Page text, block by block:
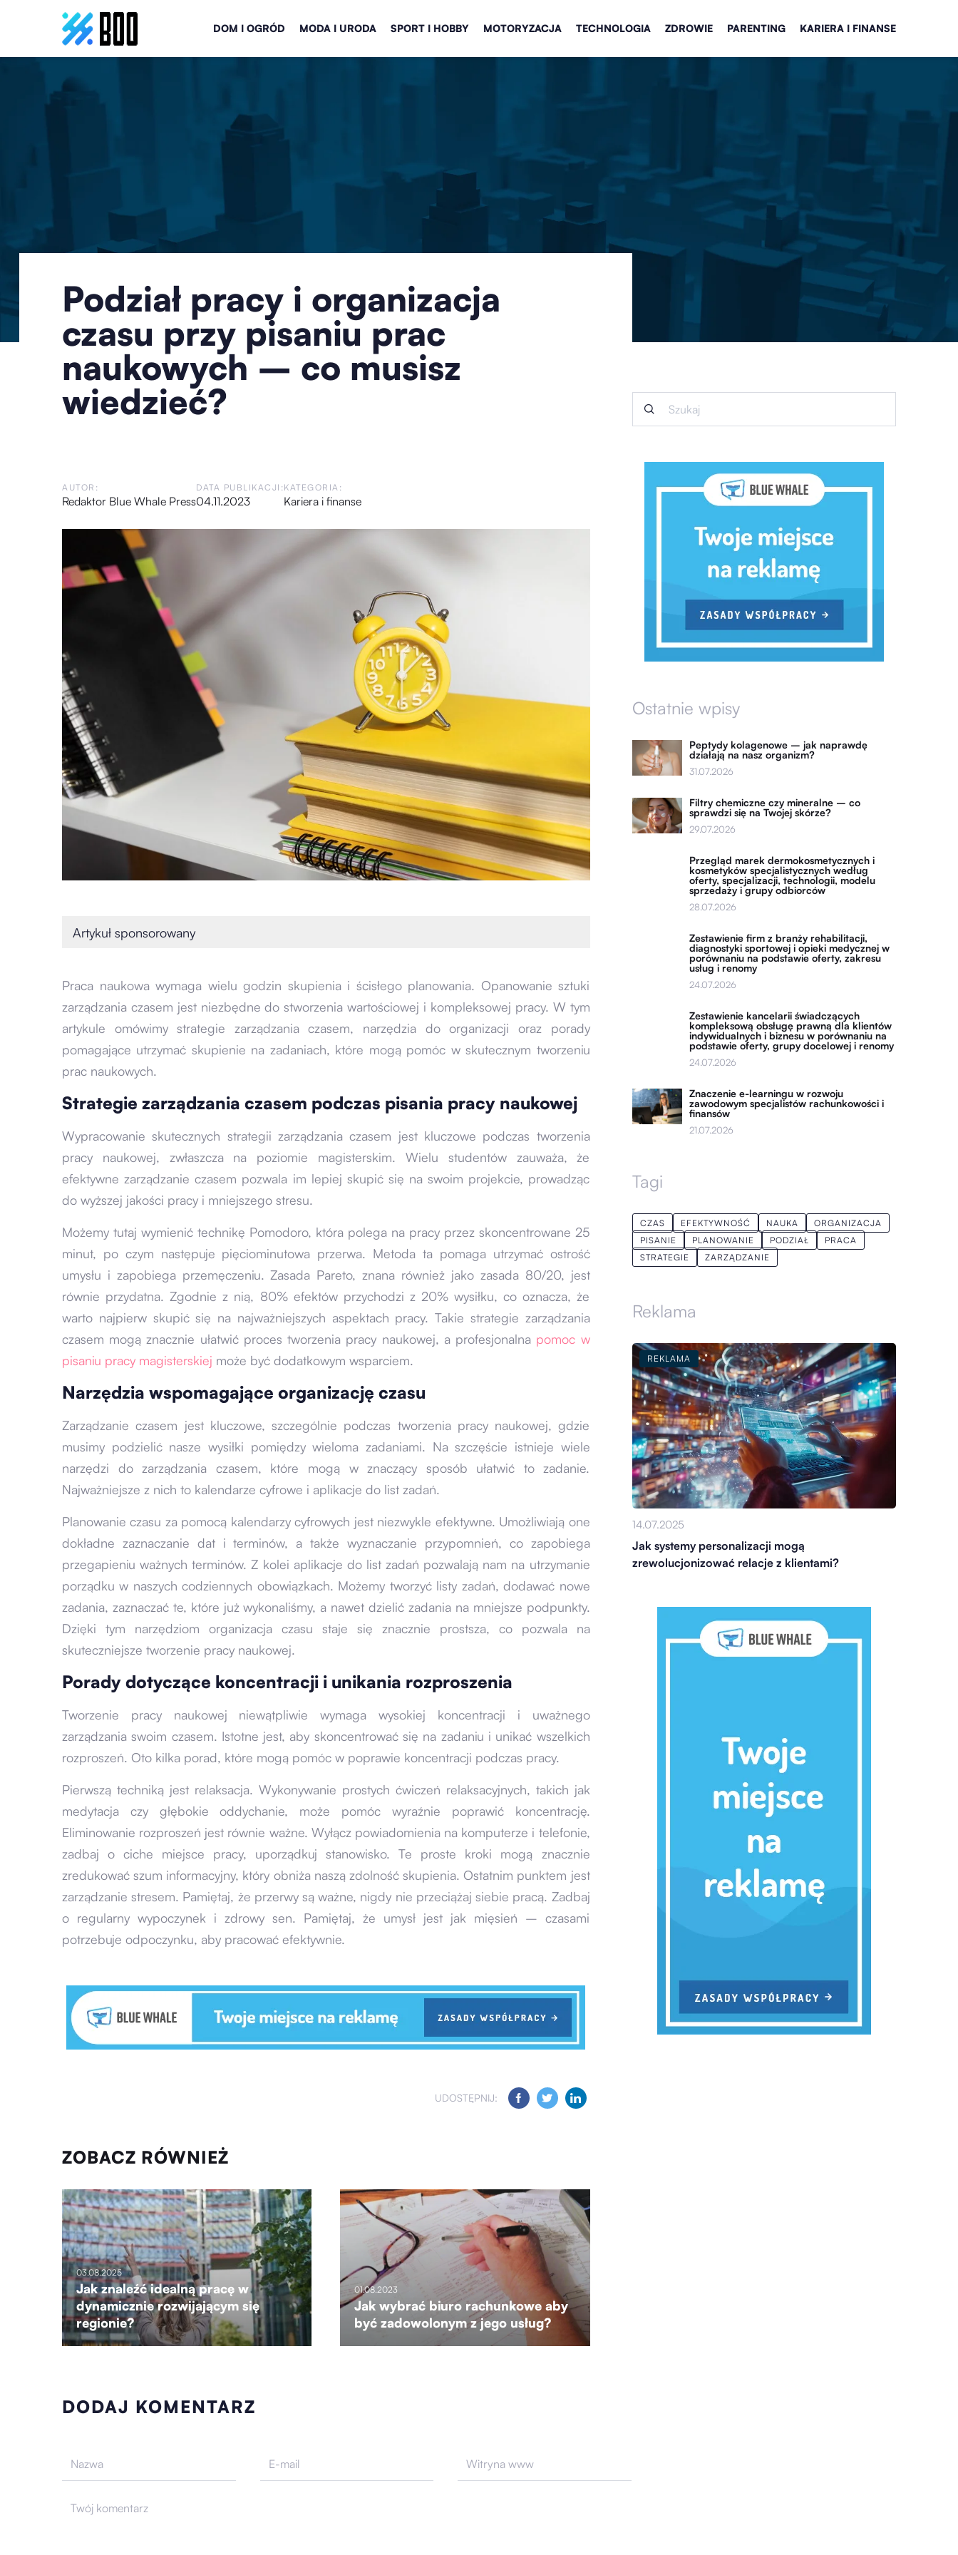
DOM I OGRÓD MODA I URODA SPORT I HOBBY MOTORYZACJA TECHNOLOGIA ZDROWIE PARENTING KARIERA I FINANSE
Podział pracy i organizacja
czasu przy pisaniu prac
naukowych – co musisz
wiedzieć?
AUTOR:
Redaktor Blue Whale Press
DATA PUBLIKACJI:
04.11.2023
KATEGORIA:
Kariera i finanse
Artykuł sponsorowany
Praca naukowa wymaga wielu godzin skupienia i ścisłego planowania. Opanowanie sztuki
zarządzania czasem jest niezbędne do stworzenia wartościowej i kompleksowej pracy. W tym
artykule omówimy strategie zarządzania czasem, narzędzia do organizacji oraz porady
pomagające utrzymać skupienie na zadaniach, które mogą pomóc w skutecznym tworzeniu
prac naukowych.
Strategie zarządzania czasem podczas pisania pracy naukowej
Wypracowanie skutecznych strategii zarządzania czasem jest kluczowe podczas tworzenia
pracy naukowej, zwłaszcza na poziomie magisterskim. Wielu studentów zauważa, że
efektywne zarządzanie czasem pozwala im lepiej skupić się na swoim projekcie, prowadząc
do wyższej jakości pracy i mniejszego stresu.
Możemy tutaj wymienić technikę Pomodoro, która polega na pracy przez skoncentrowane 25
minut, po czym następuje pięciominutowa przerwa. Metoda ta pomaga utrzymać ostrość
umysłu i zapobiega przemęczeniu. Zasada Pareto, znana również jako zasada 80/20, jest
równie przydatna. Zgodnie z nią, 80% efektów przychodzi z 20% wysiłku, co oznacza, że
warto najpierw skupić się na najważniejszych aspektach pracy. Takie strategie zarządzania
czasem mogą znacznie ułatwić proces tworzenia pracy naukowej, a profesjonalna pomoc w
pisaniu pracy magisterskiej może być dodatkowym wsparciem.
Narzędzia wspomagające organizację czasu
Zarządzanie czasem jest kluczowe, szczególnie podczas tworzenia pracy naukowej, gdzie
musimy podzielić nasze wysiłki pomiędzy wieloma zadaniami. Na szczęście istnieje wiele
narzędzi do zarządzania czasem, które mogą w znaczący sposób ułatwić to zadanie.
Najważniejsze z nich to kalendarze cyfrowe i aplikacje do list zadań.
Planowanie czasu za pomocą kalendarzy cyfrowych jest niezwykle efektywne. Umożliwiają one
dokładne zaznaczanie dat i terminów, a także wyznaczanie przypomnień, co zapobiega
przegapieniu ważnych terminów. Z kolei aplikacje do list zadań pozwalają nam na utrzymanie
porządku w naszych codziennych obowiązkach. Możemy tworzyć listy zadań, dodawać nowe
zadania, zaznaczać te, które już wykonaliśmy, a nawet dzielić zadania na mniejsze podpunkty.
Dzięki tym narzędziom organizacja czasu staje się znacznie prostsza, co pozwala na
skuteczniejsze tworzenie pracy naukowej.
Porady dotyczące koncentracji i unikania rozproszenia
Tworzenie pracy naukowej niewątpliwie wymaga wysokiej koncentracji i uważnego
zarządzania swoim czasem. Istotne jest, aby skoncentrować się na zadaniu i unikać wszelkich
rozproszeń. Oto kilka porad, które mogą pomóc w poprawie koncentracji podczas pracy.
Pierwszą techniką jest relaksacja. Wykonywanie prostych ćwiczeń relaksacyjnych, takich jak
medytacja czy głębokie oddychanie, może pomóc wyraźnie poprawić koncentrację.
Eliminowanie rozproszeń jest równie ważne. Wyłącz powiadomienia na komputerze i telefonie,
zadbaj o ciche miejsce pracy, uporządkuj stanowisko. Te proste kroki mogą znacznie
zredukować szum informacyjny, który obniża naszą zdolność skupienia. Ostatnim punktem jest
zarządzanie stresem. Pamiętaj, że przerwy są ważne, nigdy nie przeciążaj siebie pracą. Zadbaj
o regularny wypoczynek i zdrowy sen. Pamiętaj, że umysł jest jak mięsień – czasami
potrzebuje odpoczynku, aby pracować efektywnie.
UDOSTĘPNIJ:
ZOBACZ RÓWNIEŻ
03.08.2025
Jak znaleźć idealną pracę w
dynamicznie rozwijającym się
regionie?
01.08.2023
Jak wybrać biuro rachunkowe aby
być zadowolonym z jego usług?
Ostatnie wpisy
Peptydy kolagenowe – jak naprawdę
działają na nasz organizm?
31.07.2026
Filtry chemiczne czy mineralne – co
sprawdzi się na Twojej skórze?
29.07.2026
Przegląd marek dermokosmetycznych i
kosmetyków specjalistycznych według
oferty, specjalizacji, technologii, modelu
sprzedaży i grupy odbiorców
28.07.2026
Zestawienie firm z branży rehabilitacji,
diagnostyki sportowej i opieki medycznej w
porównaniu na podstawie oferty, zakresu
usług i renomy
24.07.2026
Zestawienie kancelarii świadczących
kompleksową obsługę prawną dla klientów
indywidualnych i biznesu w porównaniu na
podstawie oferty, grupy docelowej i renomy
24.07.2026
Znaczenie e-learningu w rozwoju
zawodowym specjalistów rachunkowości i
finansów
21.07.2026
Tagi
CZAS EFEKTYWNOŚĆ NAUKA
ORGANIZACJA
PISANIE
PLANOWANIE PODZIAŁ
PRACA
STRATEGIE
ZARZĄDZANIE
Reklama
REKLAMA
14.07.2025
Jak systemy personalizacji mogą
zrewolucjonizować relacje z klientami?
DODAJ KOMENTARZ